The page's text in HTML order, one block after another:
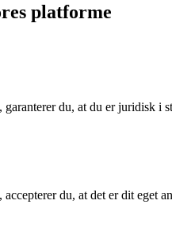
platforme
garanterer du, at du er juridisk i
accepterer du, at det er dit